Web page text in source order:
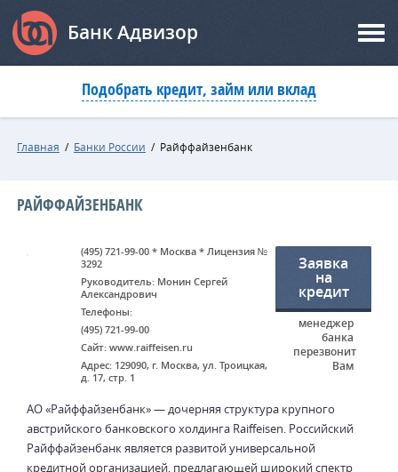
Банк Адвизор
Подобрать кредит, займ или вклад
Главная / Банки России / Райффайзенбанк
РАЙФФАЙЗЕНБАНК
(495) 721-99-00 * Москва * Лицензия №
3292
Руководитель: Монин Сергей
Александрович
Телефоны:
(495) 721-99-00
Сайт: www.raiffeisen.ru
Адрес: 129090, г. Москва, ул. Троицкая,
д. 17, стр. 1
Заявка
на
кредит
менеджер
банка
перезвонит
Вам
АО «Райффайзенбанк» — дочерняя структура крупного
австрийского банковского холдинга Raiffeisen. Российский
Райффайзенбанк является развитой универсальной
кредитной организацией, предлагающей широкий спектр